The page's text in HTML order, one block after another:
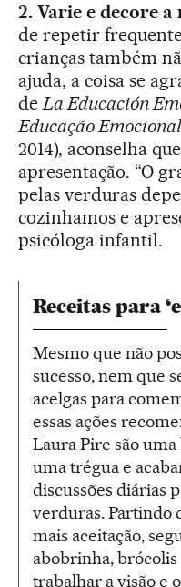
2. Varie e decore a
de repetir
crianças também
ajuda, a coisa se
deLa Educación
Educação
2014), aconselha
apresentação. “O
pelas verduras
cozinhamos e
psicóloga infantil.
Receitas para
Mesmo que não
sucesso, nem que
acelgas para
essas ações
Laura Pire são
uma trégua e
discussões diárias
verduras. Partindo
mais aceitação,
abobrinha, brócolis
trabalhar a visão e